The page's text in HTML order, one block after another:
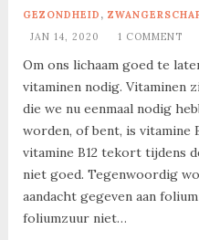
GEZONDHEID ,
JAN 14, 2020
1 COMMENT
Om ons lichaam goed te
vitaminen nodig. Vitaminen
die we nu eenmaal nodig
worden, of bent, is vitamine
vitamine B12 tekort tijdens
niet goed. Tegenwoordig
aandacht gegeven aan
foliumzuur niet…